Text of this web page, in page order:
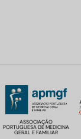
ASSOCIAÇÃO
PORTUGUESA DE MEDICINA
GERAL E FAMILIAR